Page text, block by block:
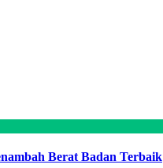
Berat Badan Terbaik